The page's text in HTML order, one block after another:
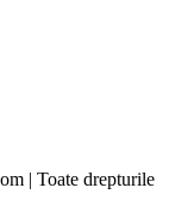
| Toate drepturile